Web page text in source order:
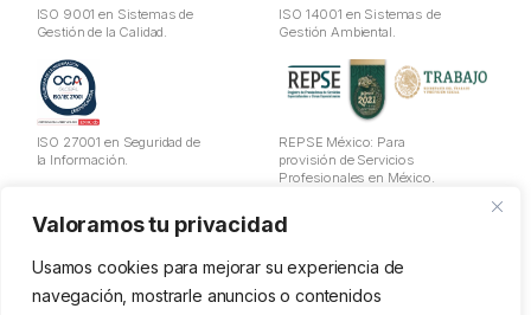
Valoramos tu privacidad
Usamos cookies para mejorar su experiencia de
navegación, mostrarle anuncios o contenidos
ISO 9001 en Sistemas de
Gestión de la Calidad.
ISO 14001 en Sistemas de
Gestión Ambiental.
ISO 27001 en Seguridad de
la Información.
REPSE México: Para
provisión de Servicios
Profesionales en México.
Política de Privacidad
Cookies